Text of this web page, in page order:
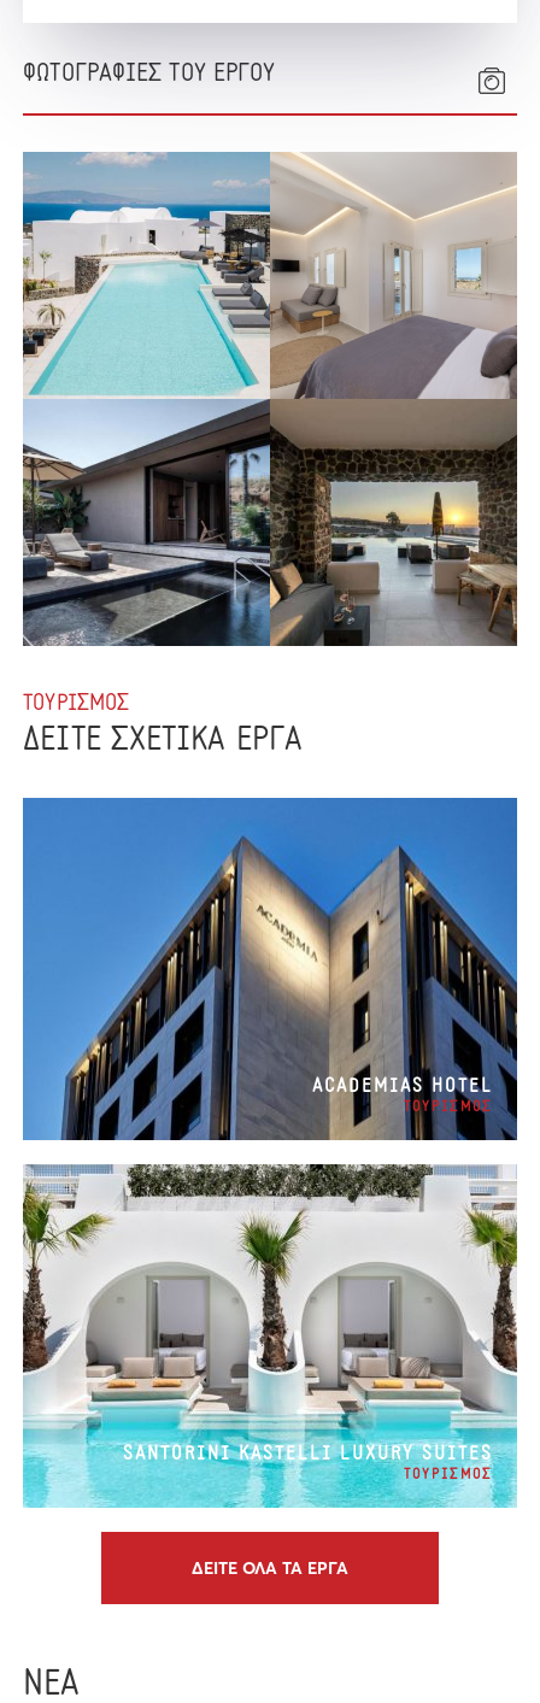
ΦΩΤΟΓΡΑΦΙΕΣ ΤΟΥ ΕΡΓΟΥ
ΤΟΥΡΙΣΜΟΣ
ΔΕΙΤΕ ΣΧΕΤΙΚΑ ΕΡΓΑ
ACADEMIAS HOTEL
ΤΟΥΡΙΣΜΟΣ
SANTORINI KASTELLI LUXURY SUITES
ΤΟΥΡΙΣΜΟΣ
ΔΕΙΤΕ ΟΛΑ ΤΑ ΕΡΓΑ
ΝΕΑ